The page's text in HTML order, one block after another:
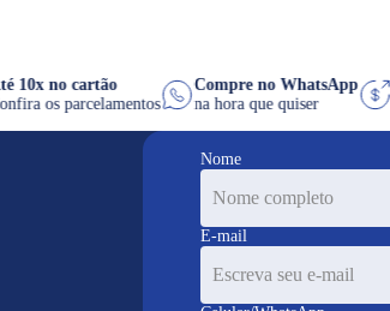
Até 10x no cartão
Confira os parcelamentos
Compre no WhatsApp
na hora que quiser
Nome
E-mail